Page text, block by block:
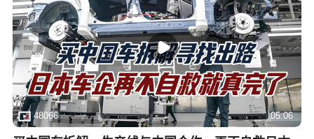
48066 05:06